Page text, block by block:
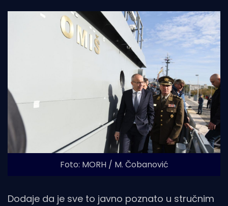
Foto: MORH / M. Čobanović
Dodaje da je sve to javno poznato u stručnim